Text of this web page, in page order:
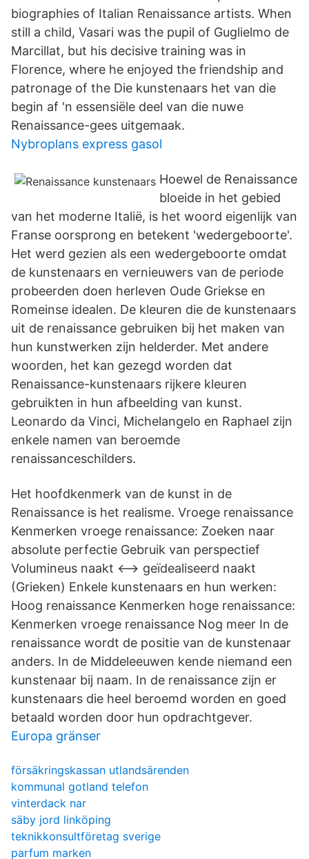
biographies of Italian Renaissance artists. When
still a child, Vasari was the pupil of Guglielmo de
Marcillat, but his decisive training was in
Florence, where he enjoyed the friendship and
patronage of the Die kunstenaars het van die
begin af 'n essensiële deel van die nuwe
Renaissance-gees uitgemaak.
Nybroplans express gasol
Hoewel de Renaissance
bloeide in het gebied
van het moderne Italië, is het woord eigenlijk van
Franse oorsprong en betekent 'wedergeboorte'.
Het werd gezien als een wedergeboorte omdat
de kunstenaars en vernieuwers van de periode
probeerden doen herleven Oude Griekse en
Romeinse idealen. De kleuren die de kunstenaars
uit de renaissance gebruiken bij het maken van
hun kunstwerken zijn helderder. Met andere
woorden, het kan gezegd worden dat
Renaissance-kunstenaars rijkere kleuren
gebruikten in hun afbeelding van kunst.
Leonardo da Vinci, Michelangelo en Raphael zijn
enkele namen van beroemde
renaissanceschilders.
Het hoofdkenmerk van de kunst in de
Renaissance is het realisme. Vroege renaissance
Kenmerken vroege renaissance: Zoeken naar
absolute perfectie Gebruik van perspectief
Volumineus naakt <--> geïdealiseerd naakt
(Grieken) Enkele kunstenaars en hun werken:
Hoog renaissance Kenmerken hoge renaissance:
Kenmerken vroege renaissance Nog meer In de
renaissance wordt de positie van de kunstenaar
anders. In de Middeleeuwen kende niemand een
kunstenaar bij naam. In de renaissance zijn er
kunstenaars die heel beroemd worden en goed
betaald worden door hun opdrachtgever.
Europa gränser
försäkringskassan utlandsärenden
kommunal gotland telefon
vinterdack nar
säby jord linköping
teknikkonsultföretag sverige
parfum marken